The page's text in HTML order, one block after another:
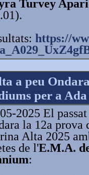
Turvey
https://
a peu
per a
2025 El
la 12a
Alta 2025
de l'E.M.A.
: